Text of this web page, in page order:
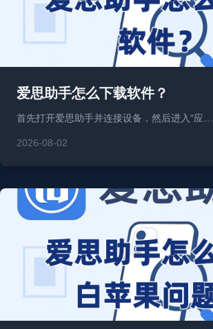
爱思助手怎么下载软件？
首先打开爱思助手并连接设备，然后进入“应…
2026-08-02